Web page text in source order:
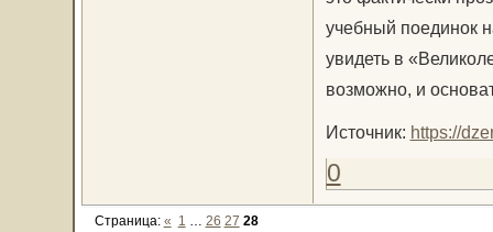
учебный поединок
увидеть в
возможно, и
Источник: https://
0
Страница: « 1 … 26 27 28